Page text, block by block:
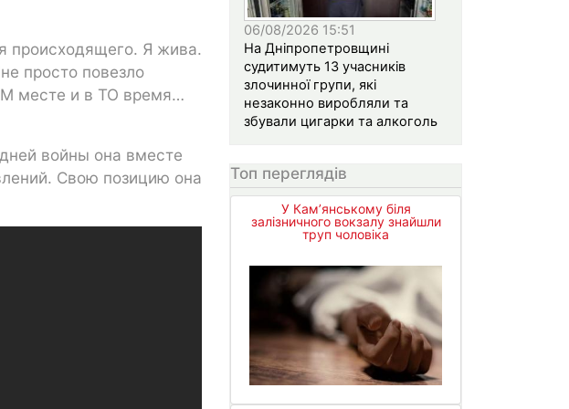
происходящего. Я жива.
просто повезло
месте и в ТО время…
войны она вместе
Свою позицию она
06/08/2026 15:51
На Дніпропетровщині
судитимуть 13 учасників
злочинної групи, які
незаконно виробляли та
збували цигарки та алкоголь
Топ переглядів
У Кам’янському біля
залізничного вокзалу знайшли
труп чоловіка